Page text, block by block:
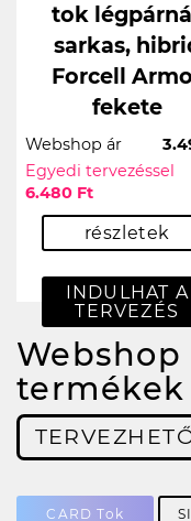
tok
sarkas,
Forcell
fekete
Webshop ár
Egyedi tervezéssel
6.480 Ft
részletek
INDULHAT A
TERVEZÉS
Webshop
termékek
CARD Tok